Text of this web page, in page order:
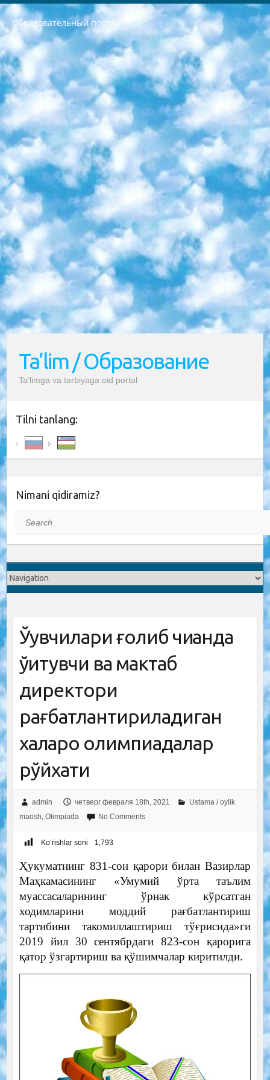
Образовательный портал
РЕСПУБЛИКА УЗБЕКИСТАН МИНИСТРЕРСТВО ДОШКОЛЬНОГО И ШКОЛЬНОГО ОБРАЗОВАНИЯ КОМАНДА в общеобразовательных учреждениях в 2023-2024 учебном году организация и проведение итоговой государственной аттестации обучающихся о Министра дошкольного и школьного образования Республики Узбекистан от 4 марта 2008 года (постановлением Минюста от 20 марта 2008 года № 1778 государственной регистрации) «Итоговое состояние учащихся общего среднего образования на основании положения об утверждении положения об аттестации общего среднего образования выпускной экзамен студентов в образовательных учреждениях в 2023-2024 учебном году В целях организации и прохождения аттестации приказываю: 1. Следующее: перечень предметов, по которым будет проводиться итоговая государственная аттестация и экзамен формы перевода согласно приложению 1; сертификаты международного образца, оценивающие уровень владения иностранными языками перечень согласно приложению 2; 2. Педагогический при специализированных образовательных учреждениях. научно-практический центр квалификации и международной оценки (Д.Давидова) 2024 г. До 25 марта: задания по предметам, по которым будет проводиться итоговая аттестация разработка и утверждение технических условий; итоговая аттестация на основании разработанного предметного задания разработка вопросов по предметам (устно и письменно), экзамен передача; общеобразовательные средние школы и специальные учебные заведения учащиеся выпускных классов школ и интернатов в агентской системе подготовка базы данных экзаменационных материалов и критериев оценки; перевод базы экзаменационных материалов на все языки обучения подать в Республиканский образовательный центр для изготовления; варианты экзаменов на основе разработанных контрольных материалов пусть будут поставлены задачи формирования. 3. Республиканский образовательный центр (Ш.Худайкулов) до 5 апреля 2024 года. до: база данных предоставленных экзаменационных материалов на все языки обучения перевод и экспертиза; для слепых, слабовидящих, глухих, слабослышащих и умственно отсталых детей учащиеся выпускных классов специализированных школ и школ-интернатов база данных экзаменационных материалов на всех преподаваемых языках подготовка критериев оценки; специализированные школы для умственно отсталых детей и технологии для учащихся выпускных классов школ-интернатов разработка соответствующих рекомендаций и критериев проведения ЕГЭ по естествознанию давать задания. 4. Педагогический при специализированных образовательных учреждениях. Научно-практический центр навыков и международной оценки (Д.Давидова), Республика образовательный центр (Худайкулов Ш.) итоговый государственный аттестационный экзамен ориентирован на творческое и логическое мышление при подготовке базы материалов учитывать введение заданий. 5. Следует отметить, что: сертификат государственного образца о знании общеобразовательного предмета и как минимум национальный уровень B1 по предметам на иностранных языках, указанным в Приложении 2. или международно признанный сертификат эквивалентного уровня студенты, изучающие определенный предмет, освобождаются от экзамена; по соответствующим предметам запланирована итоговая государственная аттестация за день до дня, путем жеребьевки Рабочей группой (в письменной форме по предметам, проводимым в форме) из числа сформированных вариантов выбрано 2 варианта; 2 выбранных варианта экзамена анонсированы на официальном сайте министерства и все выпускники по всей стране на основе этих вариантов проводит итоговую государственную аттестацию. 6. Государственное образование учащихся средних общеобразовательных учреждений. знания в соответствии с квалификационными требованиями, которые необходимо приобрести на основании стандартов итоговый (выпускной) контроль для 9 и 11 классов в целях тестирования Экзамены (далее – экзамены) состоят из предметов, перечисленных в приложении 1. будет сделано. 7. Экзамены пройдут с 26 мая по 15 июня 2024 г. (кроме науки физического воспитания). 8. Физическая для учащихся 9 классов общесредних образовательных учреждений. Экзамены по предмету «Образование, квалификация медицина» 1-6 мая 2024 года. сотрудники перевести под присмотр (с отклонениями в физическом или умственном развитии) специализированная школа для детей, школы-интернаты и со сколиозом школы-интернаты санаторного типа для больных детей исключены). 9. Он был слепым, слабовидящим и имел нарушения опорно-двигательного аппарата. экзамены в специализированных школах и интернатах для детей должны проводиться исходя из требований, предъявляемых к общеобразовательным учреждениям (физкультура кроме науки). 10. Специализированная школа для глухих и слабослышащих детей. и экзамены в интернатах и быть реализован в виде письменного теста по математике. 11. Специальность для умственно отсталых детей. Для 9 класса Родной язык и литературное письмо Государственный язык (язык обучения – узбекский). для неклассов) написано Математическое письмо Письменная/устная история Узбекистана Физическое воспитание практично Итоговый контроль Для 11 класса Написание родного языка и литературы (эссе) Математическое письмо Узбекский язык (обучение на узбекском языке) не посещающее общее среднее образование для учреждений)/Образовательное учреждение выбор письменный и устный Иностранный язык письменный/устный Письменная/устная история Узбекистана *По выбору студента:  Химия  Физика  Основы государственного права  География 10 бесплатных образовательных ресурсов - Мы составили подборку онлайн-проектов с интерактивными упражнениями, видеолекциями и статьями. Они помогут вам обрести новые и освежить старые знания бесплатно. 1. «ИНТУИТ» Старейшая образовательная площадка Рунета. Здесь вы найдёте сотни текстовых и видеокурсов на десятки различных тем — от программирования до психологии. Многие курсы подготовлены российскими университетами и крупными международными компаниями вроде Intel и Microsoft. Самостоятельное обучение бесплатное, но желающие могут оплатить услуги персональных наставников. 2. «Смартия» знакомит с актуальными профессиями и подсказывает, как им обучаться. Выбрав заинтересовавшую вас специальность — SMM-специалист, фотограф, веб-дизайнер или другую, — увидите список необходимых для неё умений. Чтобы вы могли освоить их самостоятельно, для каждого умения площадка отображает подборку ссылок на учебные материалы. Хотя «Смартия» ориентируется на русскоязычную аудиторию, часть контента всё же доступна только на английском. 3. «Лекторий Физтеха» Проект Московского физико-технического института (Физтеха). С его помощью вы можете смотреть онлайн серии лекций, записанные на видео в этом вузе. В числе доступных предметов — физика, биология, химия, информационные технологии и другие. К некоторым лекциям администрация ресурса прилагает готовые конспекты, которые можно скачивать в PDF-формате. 4. ITMOcourses Онлайн-площадка Санкт-Петербургского национального исследовательского университета информационных технологий, механики и оптики (ИТМО). Ресурс предоставляет свободный доступ к курсам, разработанным в этом вузе. Каталог материалов разбит на четыре категории: «Оптические системы и технологии», «Приборостроение и робототехника», «Информационные технологии» и «Биотехнологии». Курсы состоят из видеолекций, интерактивных демонстраций и заданий. 5. «КиберЛенинка» Электронная научная библиотека открытого доступа. Каталог площадки регулярно обрастает текстами статей из различных научных изданий. Сгруппированные по журналам и рубрикам публикации можно читать онлайн или скачивать целиком в PDF-формате. Проект нацелен на популяризацию науки за счёт открытого доступа к качественной информации. 6. «ПостНаука» На этом ресурсе публикуют подборки видеолекций, составленные экспертами из разных отраслей и объединённые общими темами. Среди них, к примеру, есть серии «Биоинформатика и геномика», «Культура средневековой Скандинавии» и Cinema Studies о теории кино. Каждая подборка лекций — логически связанная история, рассказанная экспертом от первого лица. Кроме того, на сайте появляются научно-образовательные статьи и тесты на разные темы. 7. «Newочём» Команда проекта «Newочём» отбирает самые интересные тексты из англоязычных СМИ и переводит те из них, за которые голосуют участники сообщества «ВКонтакте». По большей части это научно-популярные статьи. Редакторы придумывают лишь заголовки, в остальном содержание переводов соответствует оригиналам. Полные тексты можно читать прямо в социальной сети. 8. InternetUrok Онлайн-база материалов по основным дисциплинам школьной программы. Информация на сайте структурирована по классам, предметам и темам (урокам). Каждый урок состоит из видеолекций и конспектов. Есть также интерактивные тренажёры и тесты для закрепления пройденного материала. Даже если вы давно окончили школу, возможность повторить программу старших классов всегда может пригодиться. 9. Edutainme Ещё один ресурс об образовании. В отличие от Newtonew, как мне кажется, Edutainme больше ориентируется на представителей индустрии: педагогов, предпринимателей, разработчиков образовательных проектов. Но и любой, кто просто стремится к саморазвитию, найдёт на сайте много полезного и интересного для себя. Например, информацию о новых курсах и образовательных сервисах. 10. Newtonew Онлайн-медиа об образовании и обучении в широком смысле. Авторы Newtonew пишут об инструментах, заведениях, тактиках и стратегиях, которые помогают учить других и получать новые знания самостоятельно. На этой площадке вы найдёте новости, обзоры, аналитические мат
Ta’lim / Образование
Ta’limga va tarbiyaga oid portal
Tilni tanlang:
Nimani qidiramiz?
Ўқувчилари ғолиб чиққанда
ўқитувчи ва мактаб
директори
рағбатлантириладиган
халқаро олимпиадалар
рўйхати
admin четверг февраля 18th, 2021
Ustama / oylik
maosh, Olimpiada No Comments
Ko‘rishlar soni 1,793
Ҳукуматнинг 831-сон қарори билан Вазирлар
Маҳкамасининг «Умумий ўрта таълим
муассасаларининг ўрнак кўрсатган
ходимларини моддий рағбатлантириш
тартибини такомиллаштириш тўғрисида»ги
2019 йил 30 сентябрдаги 823-сон қарорига
қатор ўзгартириш ва қўшимчалар киритилди.